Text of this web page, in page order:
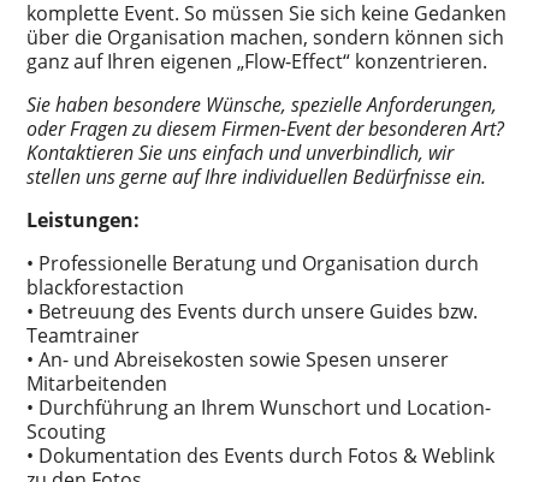
komplette Event. So müssen Sie sich keine Gedanken
über die Organisation machen, sondern können sich
ganz auf Ihren eigenen „Flow-Effect“ konzentrieren.
Sie haben besondere Wünsche, spezielle Anforderungen,
oder Fragen zu diesem Firmen-Event der besonderen Art?
Kontaktieren Sie uns einfach und unverbindlich, wir
stellen uns gerne auf Ihre individuellen Bedürfnisse ein.
Leistungen:
• Professionelle Beratung und Organisation durch
blackforestaction
• Betreuung des Events durch unsere Guides bzw.
Teamtrainer
• An- und Abreisekosten sowie Spesen unserer
Mitarbeitenden
• Durchführung an Ihrem Wunschort und Location-
Scouting
• Dokumentation des Events durch Fotos & Weblink